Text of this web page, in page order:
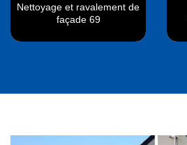
Nettoyage et ravalement de
façade 69